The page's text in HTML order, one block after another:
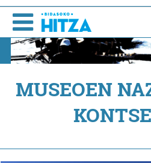
MUSEOEN